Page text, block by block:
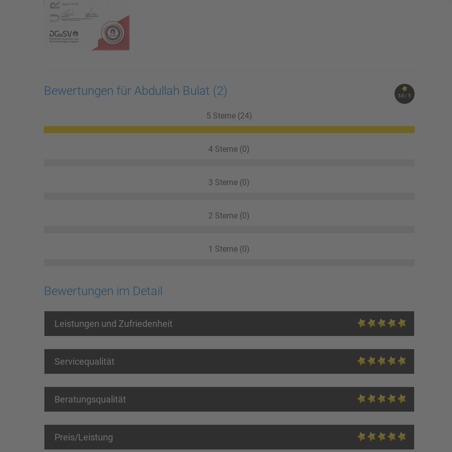
5.0 / 5
Bewertungen für Abdullah Bulat (2)
5 Sterne (24)
4 Sterne (0)
3 Sterne (0)
2 Sterne (0)
1 Sterne (0)
Bewertungen im Detail
Leistungen und Zufriedenheit
Servicequalität
Beratungsqualität
Preis/Leistung